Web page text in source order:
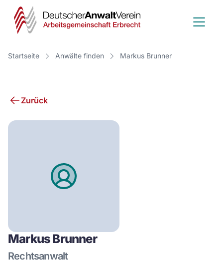
Deutscher
Anwalt
Verein
Startseite Anwälte finden Markus Brunner
Zurück
Markus Brunner
Rechtsanwalt